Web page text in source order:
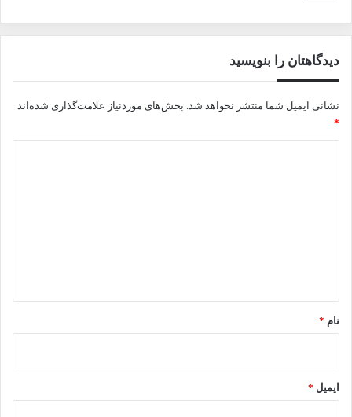
دیدگاهتان را بنویسید
نشانی ایمیل شما منتشر نخواهد شد. بخش‌های موردنیاز علامت‌گذاری شده‌اند
*
نام *
ایمیل *